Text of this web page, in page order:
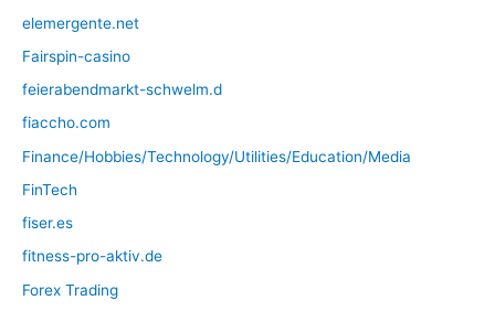
elemergente.net
Fairspin-casino
feierabendmarkt-schwelm.d
fiaccho.com
Finance/Hobbies/Technology/Utilities/Education/Media
FinTech
fiser.es
fitness-pro-aktiv.de
Forex Trading